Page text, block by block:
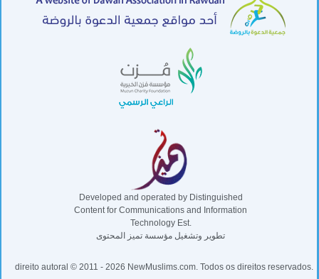
Developed and operated by Distinguished
Content for Communications and Information
Technology Est.
تطوير وتشغيل مؤسسة تميز المحتوى
direito autoral © 2011 - 2026 NewMuslims.com. Todos os direitos reservados.